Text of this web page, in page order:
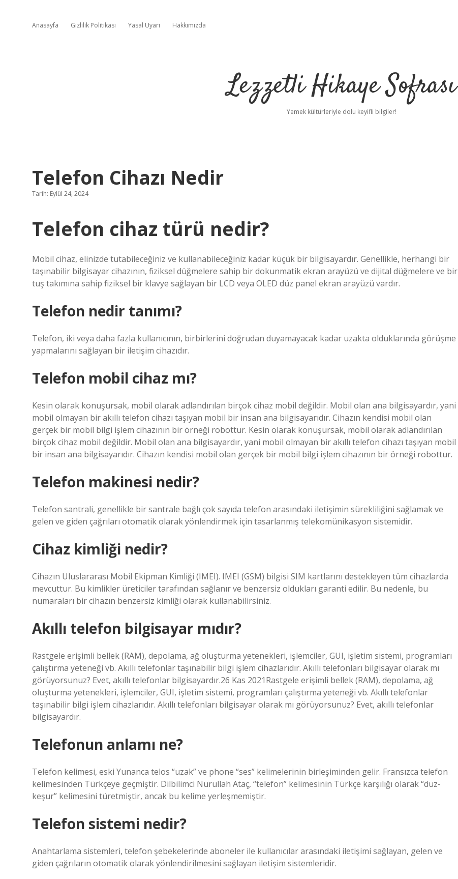
Anasayfa Gizlilik Politikası Yasal Uyarı Hakkımızda
Lezzetli Hikaye Sofrası
Yemek kültürleriyle dolu keyifli bilgiler!
Telefon Cihazı Nedir
Tarih: Eylül 24, 2024
Telefon cihaz türü nedir?
Mobil cihaz, elinizde tutabileceğiniz ve kullanabileceğiniz kadar küçük bir bilgisayardır. Genellikle, herhangi bir
taşınabilir bilgisayar cihazının, fiziksel düğmelere sahip bir dokunmatik ekran arayüzü ve dijital düğmelere ve bir
tuş takımına sahip fiziksel bir klavye sağlayan bir LCD veya OLED düz panel ekran arayüzü vardır.
Telefon nedir tanımı?
Telefon, iki veya daha fazla kullanıcının, birbirlerini doğrudan duyamayacak kadar uzakta olduklarında görüşme
yapmalarını sağlayan bir iletişim cihazıdır.
Telefon mobil cihaz mı?
Kesin olarak konuşursak, mobil olarak adlandırılan birçok cihaz mobil değildir. Mobil olan ana bilgisayardır, yani
mobil olmayan bir akıllı telefon cihazı taşıyan mobil bir insan ana bilgisayarıdır. Cihazın kendisi mobil olan
gerçek bir mobil bilgi işlem cihazının bir örneği robottur. Kesin olarak konuşursak, mobil olarak adlandırılan
birçok cihaz mobil değildir. Mobil olan ana bilgisayardır, yani mobil olmayan bir akıllı telefon cihazı taşıyan mobil
bir insan ana bilgisayarıdır. Cihazın kendisi mobil olan gerçek bir mobil bilgi işlem cihazının bir örneği robottur.
Telefon makinesi nedir?
Telefon santrali, genellikle bir santrale bağlı çok sayıda telefon arasındaki iletişimin sürekliliğini sağlamak ve
gelen ve giden çağrıları otomatik olarak yönlendirmek için tasarlanmış telekomünikasyon sistemidir.
Cihaz kimliği nedir?
Cihazın Uluslararası Mobil Ekipman Kimliği (IMEI). IMEI (GSM) bilgisi SIM kartlarını destekleyen tüm cihazlarda
mevcuttur. Bu kimlikler üreticiler tarafından sağlanır ve benzersiz oldukları garanti edilir. Bu nedenle, bu
numaraları bir cihazın benzersiz kimliği olarak kullanabilirsiniz.
Akıllı telefon bilgisayar mıdır?
Rastgele erişimli bellek (RAM), depolama, ağ oluşturma yetenekleri, işlemciler, GUI, işletim sistemi, programları
çalıştırma yeteneği vb. Akıllı telefonlar taşınabilir bilgi işlem cihazlarıdır. Akıllı telefonları bilgisayar olarak mı
görüyorsunuz? Evet, akıllı telefonlar bilgisayardır.26 Kas 2021Rastgele erişimli bellek (RAM), depolama, ağ
oluşturma yetenekleri, işlemciler, GUI, işletim sistemi, programları çalıştırma yeteneği vb. Akıllı telefonlar
taşınabilir bilgi işlem cihazlarıdır. Akıllı telefonları bilgisayar olarak mı görüyorsunuz? Evet, akıllı telefonlar
bilgisayardır.
Telefonun anlamı ne?
Telefon kelimesi, eski Yunanca telos “uzak” ve phone “ses” kelimelerinin birleşiminden gelir. Fransızca telefon
kelimesinden Türkçeye geçmiştir. Dilbilimci Nurullah Ataç, “telefon” kelimesinin Türkçe karşılığı olarak “duz-
keşur” kelimesini türetmiştir, ancak bu kelime yerleşmemiştir.
Telefon sistemi nedir?
Anahtarlama sistemleri, telefon şebekelerinde aboneler ile kullanıcılar arasındaki iletişimi sağlayan, gelen ve
giden çağrıların otomatik olarak yönlendirilmesini sağlayan iletişim sistemleridir.